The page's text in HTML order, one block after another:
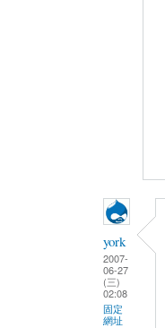
york
2007-
06-27
(三)
02:08
固定
網址